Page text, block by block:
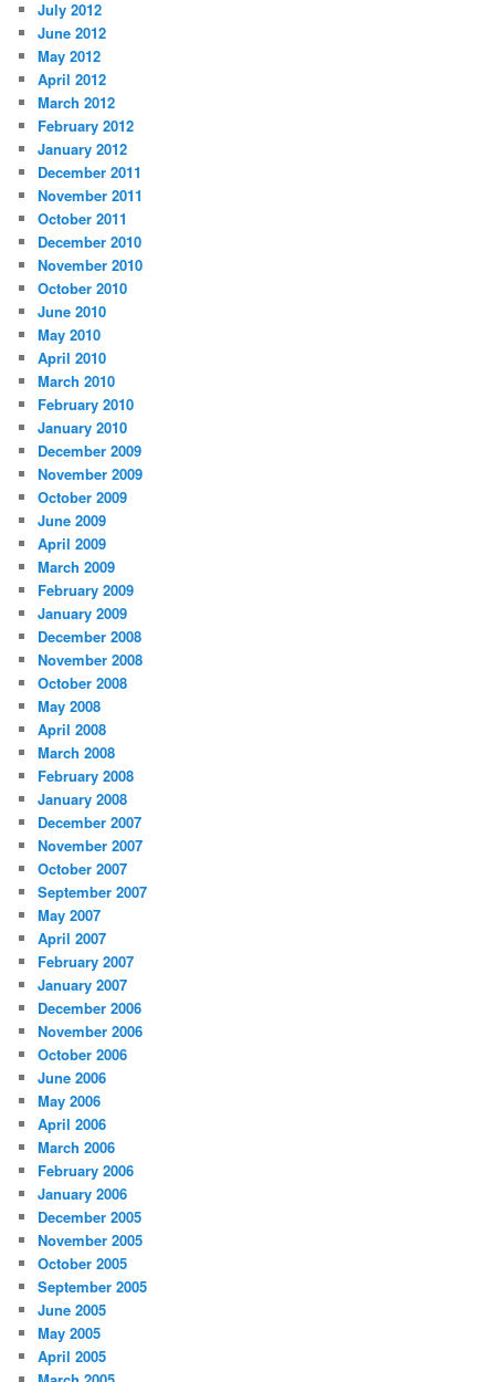
July 2012
June 2012
May 2012
April 2012
March 2012
February 2012
January 2012
December 2011
November 2011
October 2011
December 2010
November 2010
October 2010
June 2010
May 2010
April 2010
March 2010
February 2010
January 2010
December 2009
November 2009
October 2009
June 2009
April 2009
March 2009
February 2009
January 2009
December 2008
November 2008
October 2008
May 2008
April 2008
March 2008
February 2008
January 2008
December 2007
November 2007
October 2007
September 2007
May 2007
April 2007
February 2007
January 2007
December 2006
November 2006
October 2006
June 2006
May 2006
April 2006
March 2006
February 2006
January 2006
December 2005
November 2005
October 2005
September 2005
June 2005
May 2005
April 2005